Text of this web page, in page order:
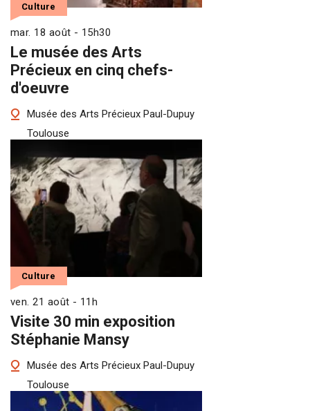
Le musée des Arts
Précieux en cinq chefs-
d'oeuvre
Culture
mar. 18 août - 15h30
Musée des Arts Précieux Paul-Dupuy
Toulouse
Visite 30 min exposition
Stéphanie Mansy
Culture
ven. 21 août - 11h
Musée des Arts Précieux Paul-Dupuy
Toulouse